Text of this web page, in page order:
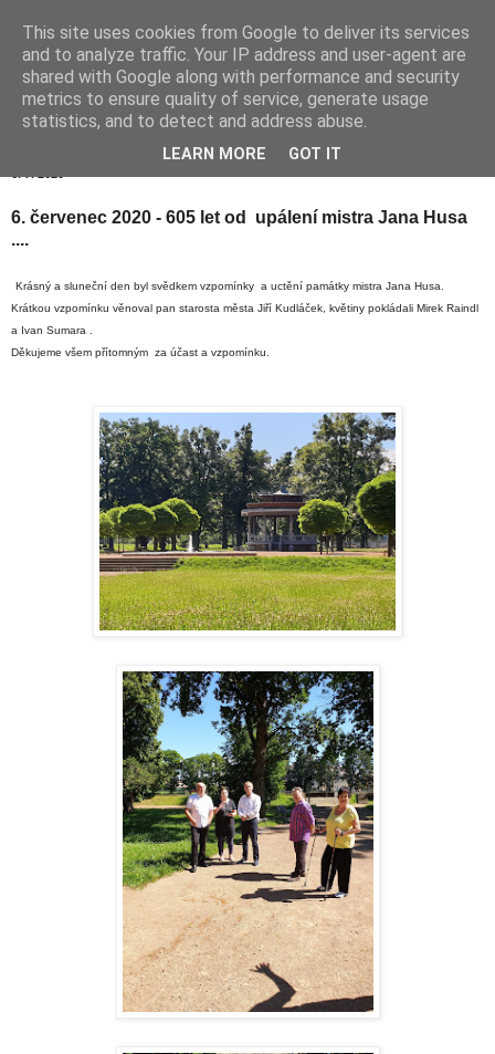
Hranické listy
6. červenec 2020 - 605 let od upálení mistra Jana Husa
....
Krásný a sluneční den byl svědkem vzpomínky a uctění památky mistra Jana Husa.
Krátkou vzpomínku věnoval pan starosta města Jiří Kudláček, květiny pokládali Mirek Raindl
a Ivan Sumara .
Děkujeme všem přítomným za účast a vzpomínku.
This site uses cookies from Google to deliver its services
and to analyze traffic. Your IP address and user-agent are
shared with Google along with performance and security
metrics to ensure quality of service, generate usage
statistics, and to detect and address abuse.
LEARN MORE GOT IT